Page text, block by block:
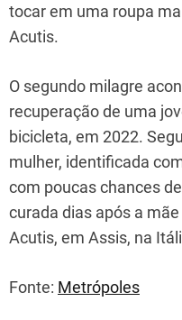
tocar em uma roupa
Acutis.
O segundo milagre
recuperação de uma
bicicleta, em 2022.
mulher, identificada
com poucas chances
curada dias após a
Acutis, em Assis, na
Fonte: Metrópoles